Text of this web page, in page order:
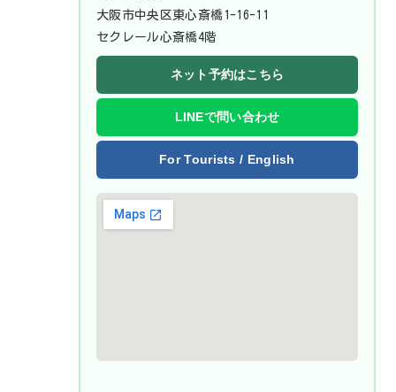
大阪市中央区東心斎橋1-16-11
セクレール心斎橋4階
ネット予約はこちら
LINEで問い合わせ
For Tourists / English